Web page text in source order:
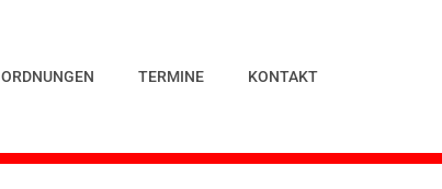
ORDNUNGEN TERMINE KONTAKT